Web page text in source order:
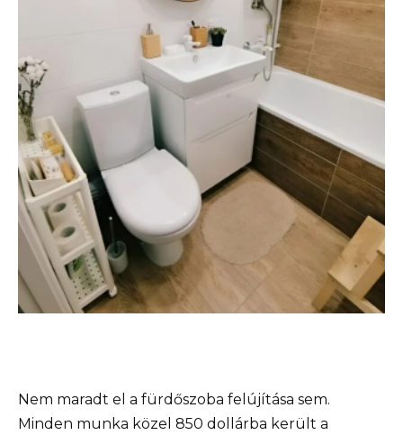
Nem maradt el a fürdőszoba felújítása sem.
Minden munka közel 850 dollárba került a